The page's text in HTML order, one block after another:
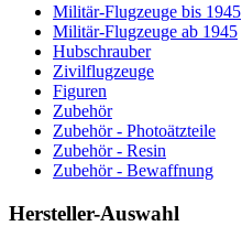
Militär-Flugzeuge bis 1945
Militär-Flugzeuge ab 1945
Hubschrauber
Zivilflugzeuge
Figuren
Zubehör
Zubehör - Photoätzteile
Zubehör - Resin
Zubehör - Bewaffnung
Hersteller-Auswahl